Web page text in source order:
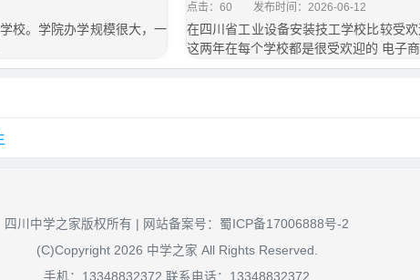
校。学院办学规模很大，一
点击：60 发布时间：2026-06-12
在四川省工业设备安装技工学校比较受
这两年在每个学校都是很受欢迎的 电子
四川中学之家版权所有 | 网站备案号： 蜀ICP备17006888号-2
(C)Copyright 2026 中学之家 All Rights Reserved.
手机：13348832372 联系电话：13348832372